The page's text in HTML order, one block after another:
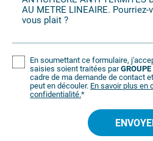
En soumettant ce formulaire,
saisies soient traitées par
cadre de ma demande de contact
peut en découler. En savoir plus en
confidentialité.*